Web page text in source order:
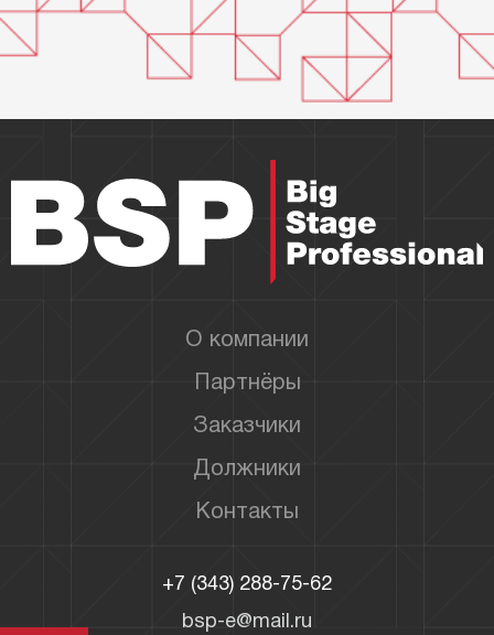
О компании
Партнёры
Заказчики
Должники
Контакты
+7 (343) 288-75-62
bsp-e@mail.ru